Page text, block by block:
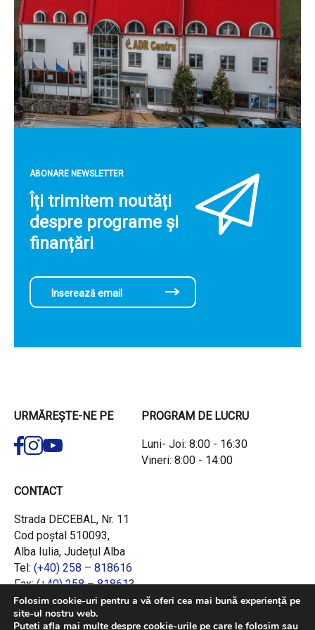
ABONARE NEWSLETTER
Îți trimitem noutăți
despre programe și
finanțări
URMĂREȘTE-NE PE PROGRAM DE LUCRU
Luni- Joi: 8:00 - 16:30
Vineri: 8:00 - 14:00
CONTACT
Strada DECEBAL, Nr. 11
Cod poștal 510093,
Alba Iulia, Județul Alba
Tel: (+40) 258 – 818616
Fax:(+40) 258 – 818613
Email:office@adrcentru.ro
Folosim cookie-uri pentru a vă oferi cea mai bună experiență pe
site-ul nostru web.
Puteți afla mai multe despre cookie-urile pe care le folosim sau